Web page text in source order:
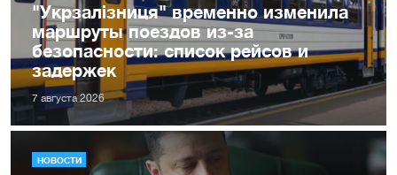
"Укрзалізниця" временно изменила
маршруты поездов из-за
безопасности: список рейсов и
задержек
7 августа 2026
НОВОСТИ